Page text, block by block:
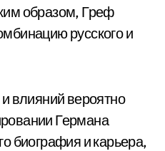
образом, Греф
русского и
и влияний вероятно
Германа
биография и карьера,